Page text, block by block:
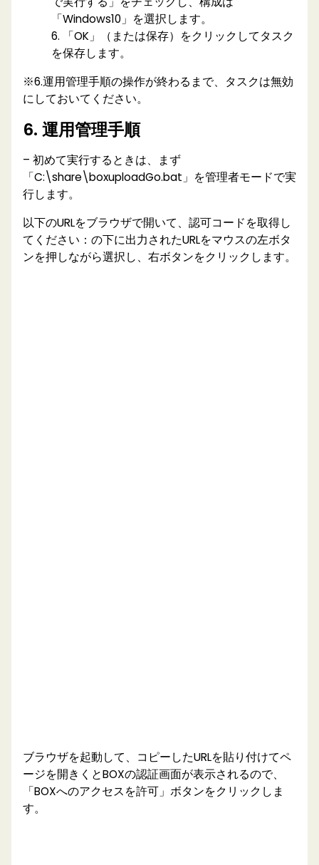
「Windows10」を選択します。
6. 「OK」（または保存）をクリックしてタスク
を保存します。
※6.運用管理手順の操作が終わるまで、タスクは無効
にしておいてください。
6. 運用管理手順
– 初めて実行するときは、まず
「C:\share\boxuploadGo.bat」を管理者モードで実
行します。
以下のURLをブラウザで開いて、認可コードを取得し
てください：の下に出力されたURLをマウスの左ボタ
ンを押しながら選択し、右ボタンをクリックします。
ブラウザを起動して、コピーしたURLを貼り付けてペ
ージを開きくとBOXの認証画面が表示されるので、
「BOXへのアクセスを許可」ボタンをクリックしま
す。